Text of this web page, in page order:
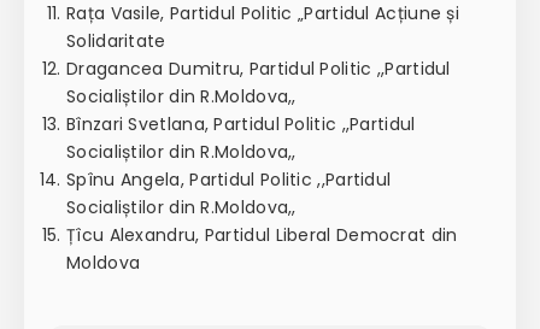
Rața Vasile, Partidul Politic „Partidul Acțiune și
Solidaritate
Dragancea Dumitru, Partidul Politic ,,Partidul
Socialiștilor din R.Moldova,,
Bînzari Svetlana, Partidul Politic ,,Partidul
Socialiștilor din R.Moldova,,
Spînu Angela, Partidul Politic ,,Partidul
Socialiștilor din R.Moldova,,
Țîcu Alexandru, Partidul Liberal Democrat din
Moldova